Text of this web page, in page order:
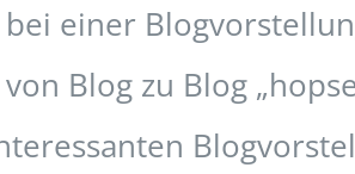
einer
Blog zu Blog